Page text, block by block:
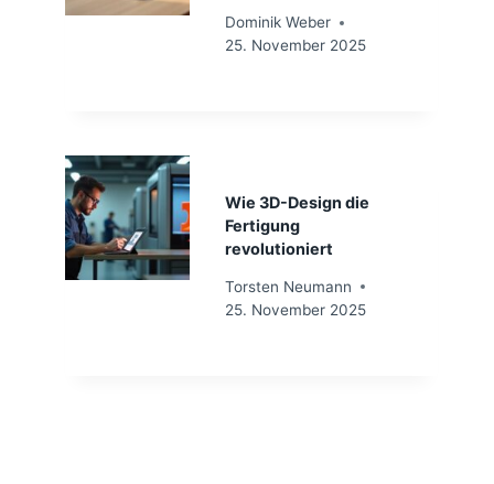
Dominik Weber
25. November 2025
Wie 3D-Design die
Fertigung
revolutioniert
Torsten Neumann
25. November 2025